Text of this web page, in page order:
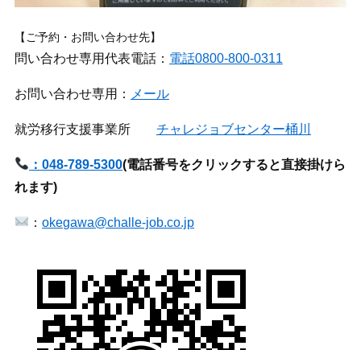
【ご予約・お問い合わせ先】
問い合わせ専用代表電話： 電話0800-800-0311
お問い合わせ専用： メール
就労移行支援事業所 チャレジョブセンター桶川
：048-789-5300(電話番号をクリックすると直接掛けら
れます)
：okegawa@challe-job.co.jp